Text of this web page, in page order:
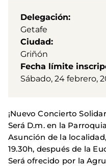
Delegación
Getafe
Ciudad
Griñón
Fecha límite
Sábado, 24 febrero,
¡Nuevo Concierto
Será D.m. en la
Asunción de la
19.30h, después de la
Será ofrecido por la